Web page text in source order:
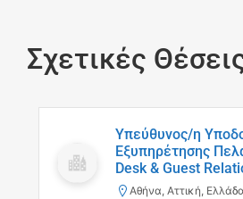
Σχετικές
Υπεύθυνος/η
Εξυπηρέτησης
Desk & Guest
Αθήνα, Αττική, Ελλάδα